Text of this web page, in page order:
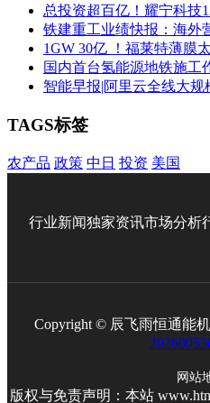
总投资超百亿！耀宁科技
铁建重工业绩快报：海外
1GW 30亿 ！福莱特薄膜
国内首台氢能源地铁施工
智能早报|阿里云全线大规
TAGS标签
农产品 政策 中日 投资 美国
行业新闻独家资讯市场分析
Copyright © 辰飞雨恒通能
网站
版权与免责声明：本站